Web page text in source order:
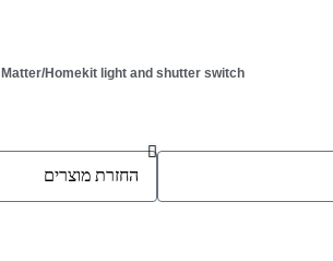
Matter/Homekit light and shutter switch